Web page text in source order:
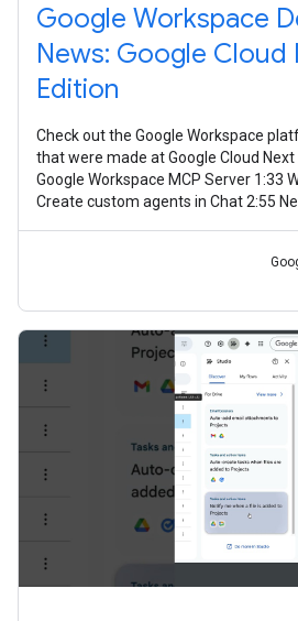
Google Workspace
News: Google Cloud
Edition
Check out the Google Workspace
that were made at Google Cloud Next
Google Workspace MCP Server 1:33
Create custom agents in Chat 2:55